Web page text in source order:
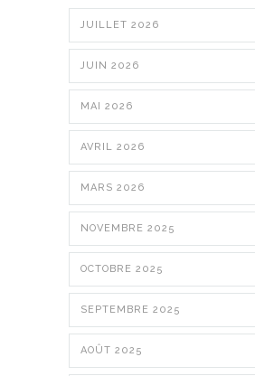
JUILLET 2026
JUIN 2026
MAI 2026
AVRIL 2026
MARS 2026
NOVEMBRE 2025
OCTOBRE 2025
SEPTEMBRE 2025
AOÛT 2025